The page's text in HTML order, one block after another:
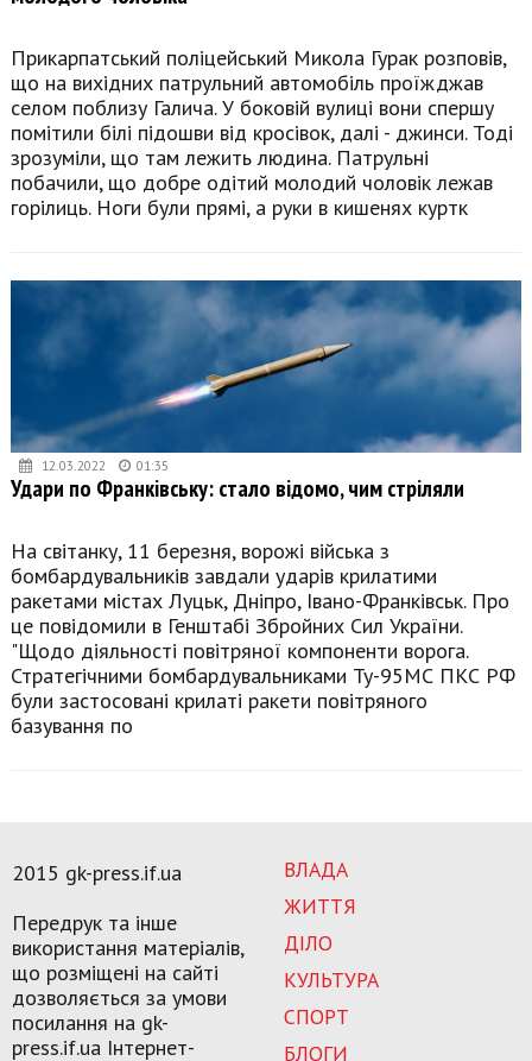
Прикарпатський поліцейський Микола Гурак розповів,
що на вихідних патрульний автомобіль проїжджав
селом поблизу Галича. У боковій вулиці вони спершу
помітили білі підошви від кросівок, далі - джинси. Тоді
зрозуміли, що там лежить людина. Патрульні
побачили, що добре одітий молодий чоловік лежав
горілиць. Ноги були прямі, а руки в кишенях куртк
12.03.2022 01:35
Удари по Франківську: стало відомо, чим стріляли
На світанку, 11 березня, ворожі війська з
бомбардувальників завдали ударів крилатими
ракетами містах Луцьк, Дніпро, Івано-Франківськ. Про
це повідомили в Генштабі Збройних Сил України.
"Щодо діяльності повітряної компоненти ворога.
Стратегічними бомбардувальниками Ту-95МС ПКС РФ
були застосовані крилаті ракети повітряного
базування по
ВЛАДА
ЖИТТЯ
ДІЛО
КУЛЬТУРА
СПОРТ
БЛОГИ
2015 gk-press.if.ua
Передрук та інше
використання матеріалів,
що розміщені на сайті
дозволяється за умови
посилання на gk-
press.if.ua Інтернет-